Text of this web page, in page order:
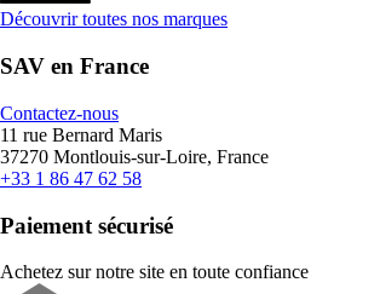
Découvrir toutes nos marques
SAV en France
Contactez-nous
11 rue Bernard Maris
37270 Montlouis-sur-Loire, France
+33 1 86 47 62 58
Paiement sécurisé
Achetez sur notre site en toute confiance